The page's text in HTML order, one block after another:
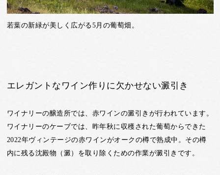
若葉の新緑が美しく広がる5月の葡萄畑。
エレガントなワイン作りに欠かせない澱引き
ワイナリーの醸造所では、赤ワインの澱引きが行われています。
ワイナリーのケーブでは、昨年秋に収穫された葡萄からできた
2022年ヴィンテージの赤ワインがオークの樽で熟成中。その樽
内に残る沈殿物（澱）を取り除くための作業が澱引きです。